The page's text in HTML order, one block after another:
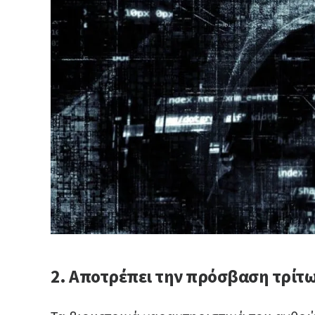
2. Αποτρέπει την πρόσβαση